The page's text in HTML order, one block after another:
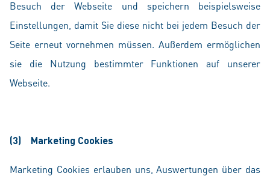
Besuch der Webseite und speichern beispielsweise
Einstellungen, damit Sie diese nicht bei jedem Besuch der
Seite erneut vornehmen müssen. Außerdem ermöglichen
sie die Nutzung bestimmter Funktionen auf unserer
Webseite.
(3) Marketing Cookies
Marketing Cookies erlauben uns, Auswertungen über das